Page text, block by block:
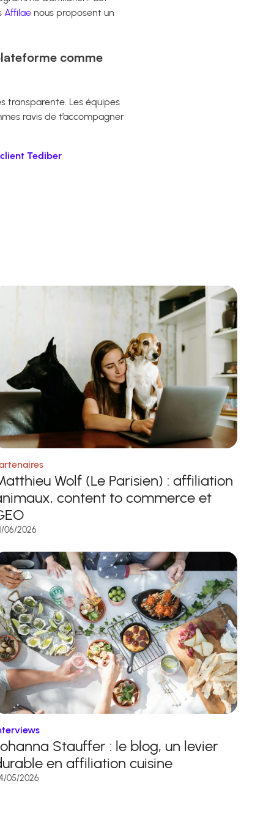
Affilae nous proposent un
comme
transparente. Les équipes
ravis de t’accompagner
Tediber
Wolf (Le Parisien) : affiliation
content to commerce et
06/2026
Stauffer : le blog, un levier
en affiliation cuisine
05/2026